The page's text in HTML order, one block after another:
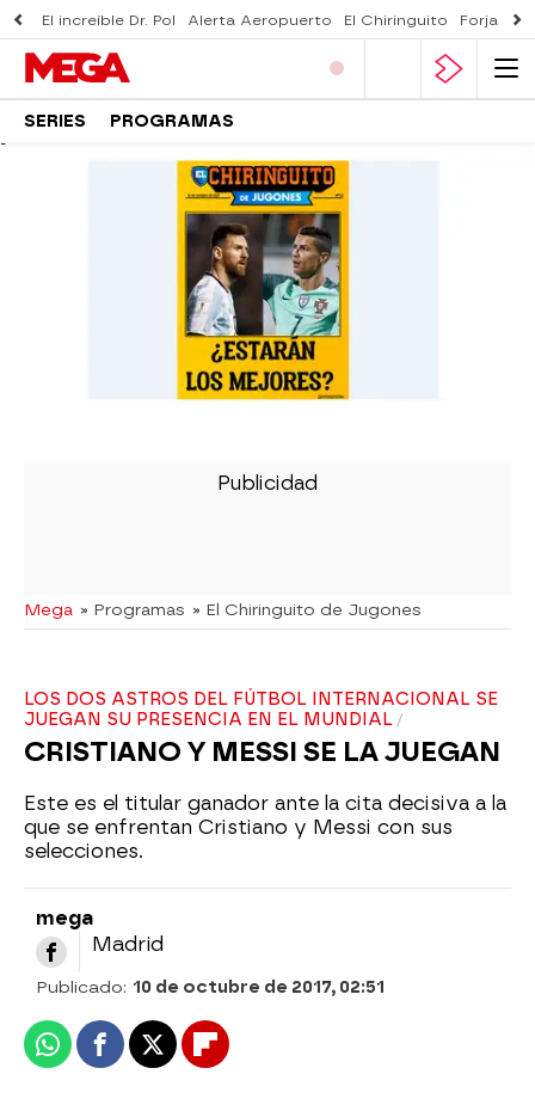
El increíble Dr. Pol Alerta Aeropuerto El Chiringuito Forjado
SERIES PROGRAMAS
-
Mega » Programas » El Chiringuito de Jugones
LOS DOS ASTROS DEL FÚTBOL INTERNACIONAL SE
JUEGAN SU PRESENCIA EN EL MUNDIAL
CRISTIANO Y MESSI SE LA JUEGAN
Este es el titular ganador ante la cita decisiva a la
que se enfrentan Cristiano y Messi con sus
selecciones.
mega
Madrid
Publicado: 10 de octubre de 2017, 02:51
WhatsappFacebook
X Flipboard